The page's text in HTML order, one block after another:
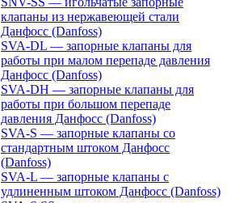
клапаны из нержавеющей стали
Данфосс (Danfoss)
SVA-DL — запорные клапаны для
работы при малом перепаде давления
Данфосс (Danfoss)
SVA-DH — запорные клапаны для
работы при большом перепаде
давления Данфосс (Danfoss)
SVA-S — запорные клапаны со
стандартным штоком Данфосс
(Danfoss)
SVA-L — запорные клапаны с
удлиненным штоком Данфосс (Danfoss)